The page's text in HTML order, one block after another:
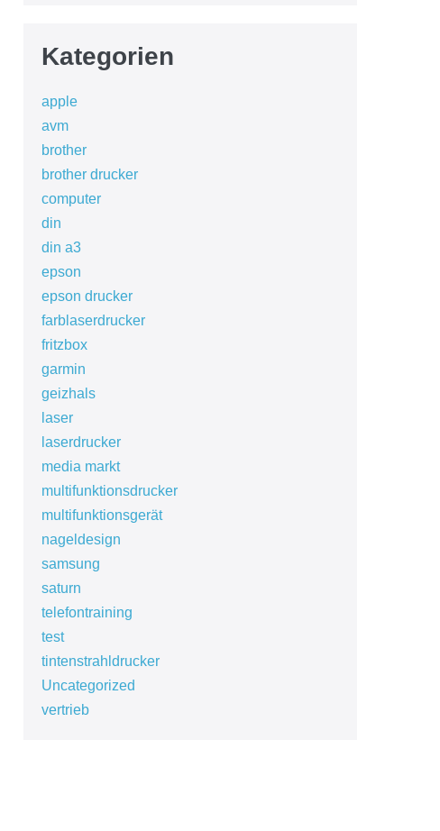
Kategorien
apple
avm
brother
brother drucker
computer
din
din a3
epson
epson drucker
farblaserdrucker
fritzbox
garmin
geizhals
laser
laserdrucker
media markt
multifunktionsdrucker
multifunktionsgerät
nageldesign
samsung
saturn
telefontraining
test
tintenstrahldrucker
Uncategorized
vertrieb